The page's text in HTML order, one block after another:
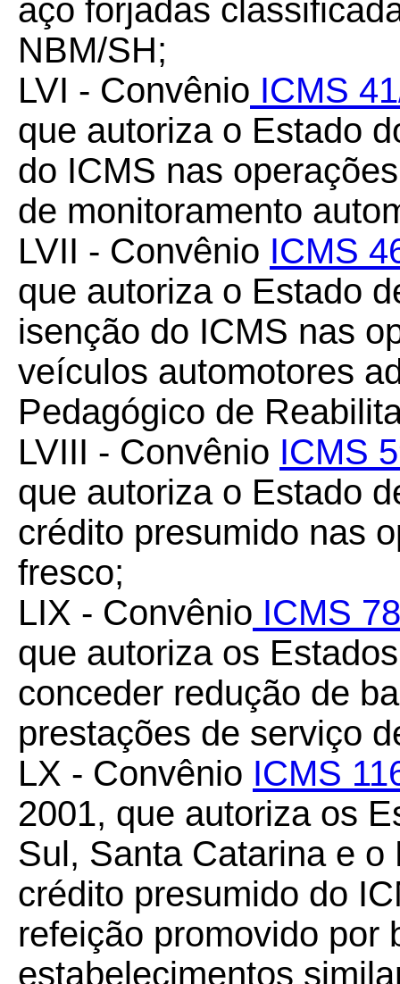
aço forjadas
NBM/SH;
LVI - Convênio ICMS
que autoriza o Estado
do ICMS nas
de monitoramento
LVII - Convênio ICMS
que autoriza o Estado
isenção do ICMS nas
veículos automotores
Pedagógico de
LVIII - Convênio ICMS
que autoriza o Estado
crédito presumido nas
fresco;
LIX - Convênio ICMS
que autoriza os
conceder redução de
prestações de serviço
LX - Convênio ICMS
2001, que autoriza os
Sul, Santa Catarina e
crédito presumido do
refeição promovido por
estabelecimentos